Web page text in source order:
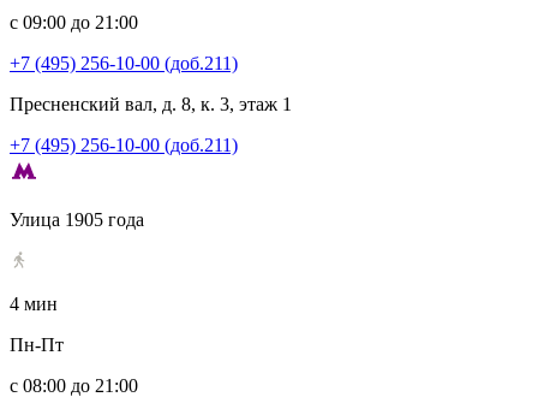
с 09:00 до 21:00
+7 (495) 256-10-00 (доб.211)
Пресненский вал, д. 8, к. 3, этаж 1
+7 (495) 256-10-00 (доб.211)
Улица 1905 года
4 мин
Пн-Пт
с 08:00 до 21:00